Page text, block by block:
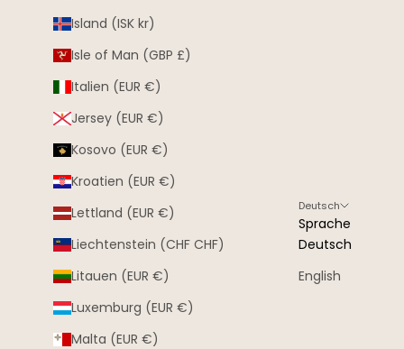
Island (ISK kr)
Isle of Man (GBP £)
Italien (EUR €)
Jersey (EUR €)
Kosovo (EUR €)
Kroatien (EUR €)
Lettland (EUR €)
Liechtenstein (CHF CHF)
Litauen (EUR €)
Luxemburg (EUR €)
Malta (EUR €)
Deutsch
Sprache
Deutsch
English